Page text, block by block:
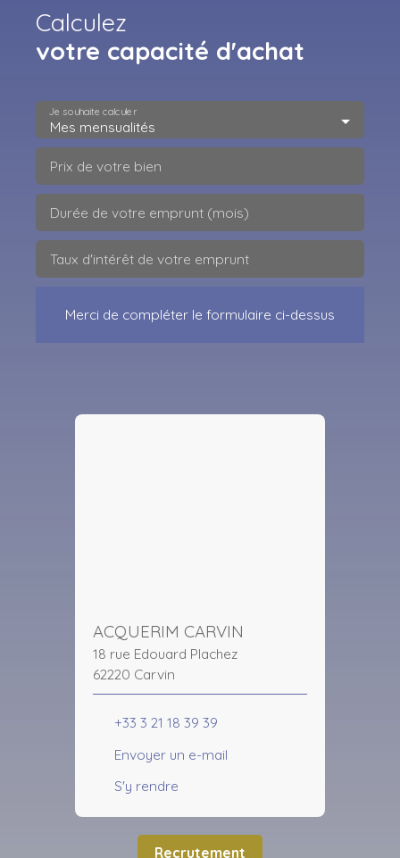
Calculez
votre capacité d'achat
Mes mensualités
Je souhaite calculer
Prix de votre bien
Durée de votre emprunt (mois)
Taux d'intérêt de votre emprunt
Merci de compléter le formulaire ci-dessus
ACQUERIM CARVIN
18 rue Edouard Plachez
62220 Carvin
+33 3 21 18 39 39
Envoyer un e-mail
S'y rendre
Recrutement